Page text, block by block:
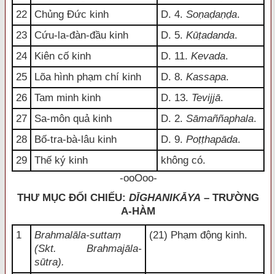
22
Chủng Đức kinh D. 4. Soṇaḍaṇḍa.
23
Cứu-la-đàn-đầu kinh D. 5. Kūṭadanda.
24
Kiên cố kinh D. 11. Kevada.
25
Lõa hình phạm chí kinh D. 8. Kassapa.
26
Tam minh kinh D. 13. Tevijjā.
27
Sa-môn quả kinh D. 2. Sāmaññaphala.
28
Bố-tra-bà-lâu kinh D. 9. Poṭṭhapāda.
29
Thế ký kinh
không có.
-ooOoo-
THƯ MỤC ĐỐI CHIẾU: DĪGHANIKĀYA – TRƯỜNG
A-HÀM
1
Brahmalāla-suttaṃ
(Skt. Brahmajāla-
sūtra).
(21) Phạm động kinh.